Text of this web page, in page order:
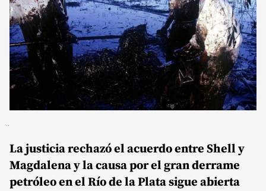
La justicia rechazó el acuerdo entre Shell y
Magdalena y la causa por el gran derrame
petróleo en el Río de la Plata sigue abierta